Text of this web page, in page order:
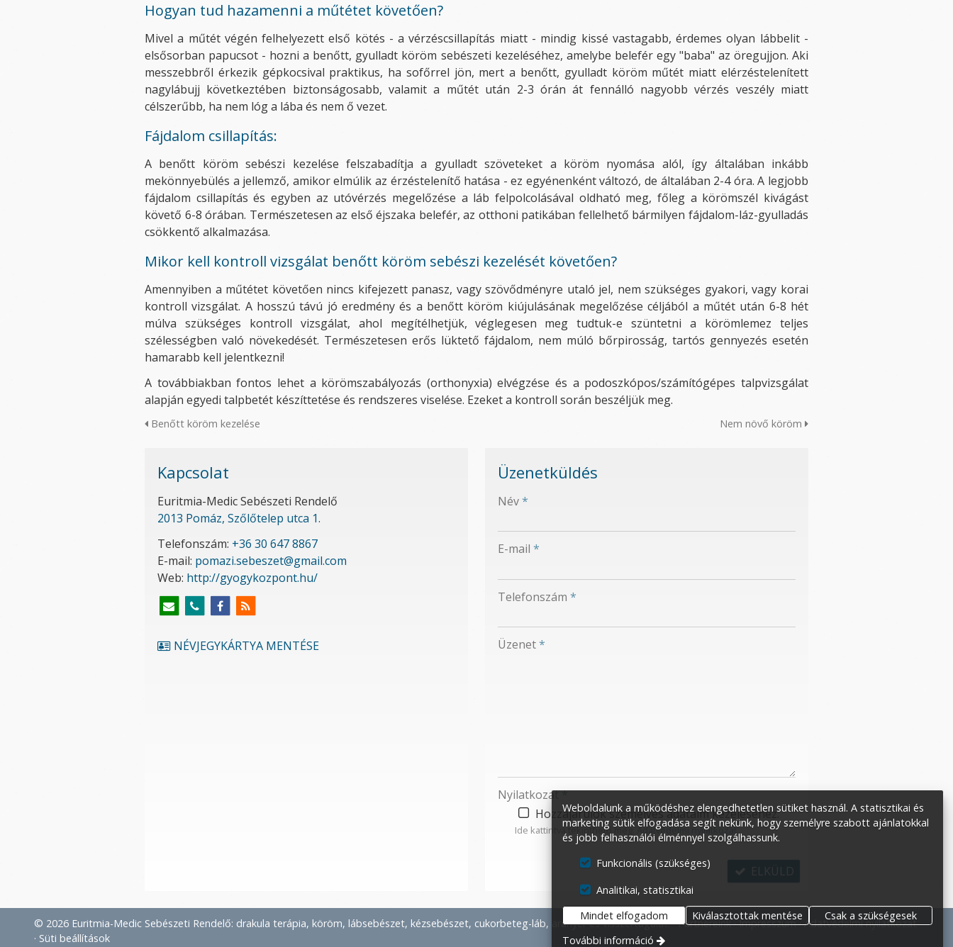
Hogyan tud hazamenni a műtétet követően?
Mivel a műtét végén felhelyezett első kötés - a vérzéscsillapítás miatt - mindig kissé vastagabb, érdemes olyan lábbelit -
elsősorban papucsot - hozni a benőtt, gyulladt köröm sebészeti kezeléséhez, amelybe belefér egy "baba" az öregujjon. Aki
messzebbről érkezik gépkocsival praktikus, ha sofőrrel jön, mert a benőtt, gyulladt köröm műtét miatt elérzéstelenített
nagylábujj következtében biztonságosabb, valamit a műtét után 2-3 órán át fennálló nagyobb vérzés veszély miatt
célszerűbb, ha nem lóg a lába és nem ő vezet.
Fájdalom csillapítás:
A benőtt köröm sebészi kezelése felszabadítja a gyulladt szöveteket a köröm nyomása alól, így általában inkább
mekönnyebülés a jellemző, amikor elmúlik az érzéstelenítő hatása - ez egyénenként változó, de általában 2-4 óra. A legjobb
fájdalom csillapítás és egyben az utóvérzés megelőzése a láb felpolcolásával oldható meg, főleg a körömszél kivágást
követő 6-8 órában. Természetesen az első éjszaka belefér, az otthoni patikában fellelhető bármilyen fájdalom-láz-gyulladás
csökkentő alkalmazása.
Mikor kell kontroll vizsgálat benőtt köröm sebészi kezelését követően?
Amennyiben a műtétet követően nincs kifejezett panasz, vagy szövődményre utaló jel, nem szükséges gyakori, vagy korai
kontroll vizsgálat. A hosszú távú jó eredmény és a benőtt köröm kiújulásának megelőzése céljából a műtét után 6-8 hét
múlva szükséges kontroll vizsgálat, ahol megítélhetjük, véglegesen meg tudtuk-e szüntetni a körömlemez teljes
szélességben való növekedését. Természetesen erős lüktető fájdalom, nem múló bőrpirosság, tartós gennyezés esetén
hamarabb kell jelentkezni!
A továbbiakban fontos lehet a körömszabályozás (orthonyxia) elvégzése és a podoszkópos/számítógépes talpvizsgálat
alapján egyedi talpbetét készíttetése és rendszeres viselése. Ezeket a kontroll során beszéljük meg.
Benőtt köröm kezelése Nem növő köröm
Kapcsolat
Euritmia-Medic Sebészeti Rendelő
2013 Pomáz, Szőlőtelep utca 1.
Telefonszám: +36 30 647 8867
E-mail: pomazi.sebeszet@gmail.com
Web: http://gyogykozpont.hu/
NÉVJEGYKÁRTYA MENTÉSE
Üzenetküldés
-
-
Név*
E-mail *
Telefonszám *
Üzenet*
Nyilatkozat*
Hozzájárulok személyes adataim kezeléséhez.
Ide kattintva tekinthető meg: Adatvédelmi nyilatkozat.
ELKÜLD
© 2026 Euritmia-Medic Sebészeti Rendelő: drakula terápia, köröm, lábsebészet, kézsebészet, cukorbeteg-láb, aranyér és visszértágulat. Partnereink Impresszum Adatvédelmi nyilatkozat
Süti beállítások
Weboldalunk a működéshez elengedhetetlen sütiket használ. A statisztikai és
marketing sütik elfogadása segít nekünk, hogy személyre szabott ajánlatokkal
és jobb felhasználói élménnyel szolgálhassunk.
Funkcionális (szükséges)
Analitikai, statisztikai
Mindet elfogadom
Kiválasztottak mentése
Csak a szükségesek
További információ